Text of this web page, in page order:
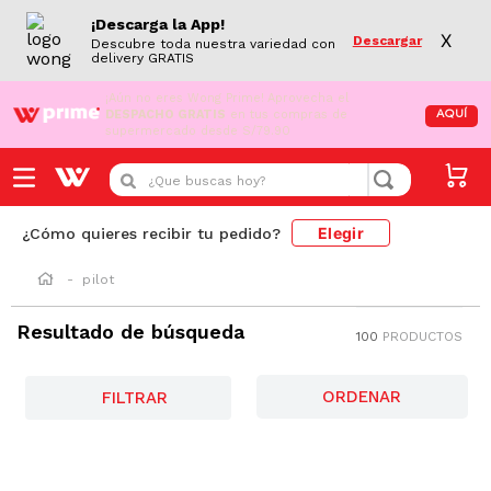
¡Descarga la App!
Descubre toda nuestra variedad con
delivery GRATIS
Descargar X
¡Aún no eres Wong Prime! Aprovecha el
DESPACHO GRATIS en tus compras de
supermercado desde S/79.90
AQUÍ
¿Que buscas hoy?
¿Cómo quieres recibir tu pedido? Elegir
pilot
Resultado de búsqueda 100 PRODUCTOS
FILTRAR